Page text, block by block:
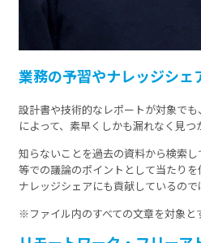
業務の予習やナレッジシェ
設計書や技術的なレポートが対象で
によって、素早くしかも漏れなく見つ
知らないことを過去の資料から検索
等での議論のポイントとして当たり
ナレッジシェアにも貢献しているので
※ファイル内のすべての文章を対象と